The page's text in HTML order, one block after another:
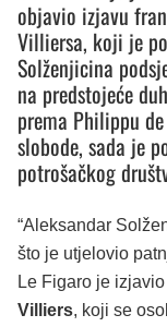
objavio izjavu
Villiersa, koji je
Solženjicina
na predstojeće
prema Philippu
slobode, sada je
potrošačkog
“Aleksandar
što je utjelovio
Le Figaro je
Villiers, koji se